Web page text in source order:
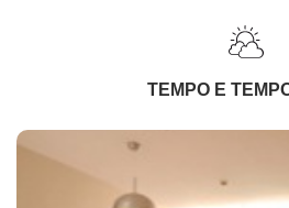
TEMPO E